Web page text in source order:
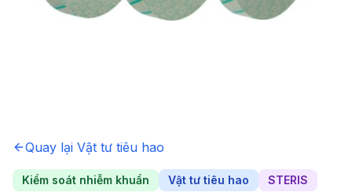
Quay lại Vật tư tiêu hao
Kiểm soát nhiễm khuẩn Vật tư tiêu hao STERIS